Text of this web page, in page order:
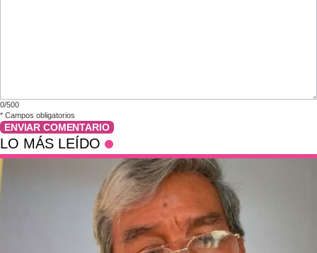
0/500
* Campos obligatorios
ENVIAR COMENTARIO
LO MÁS LEÍDO